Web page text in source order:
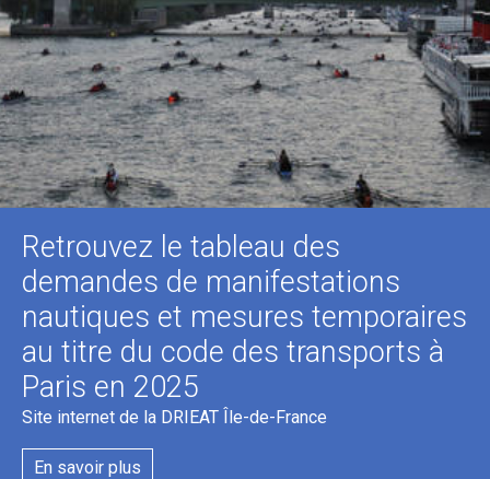
Retrouvez le tableau des
demandes de manifestations
nautiques et mesures temporaires
au titre du code des transports à
Paris en 2025
Site internet de la DRIEAT Île-de-France
En savoir plus